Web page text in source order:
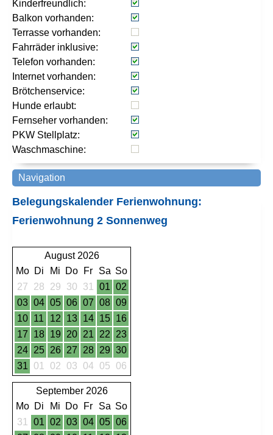
Kinderfreundlich:
Balkon vorhanden:
Terrasse vorhanden:
Fahrräder inklusive:
Telefon vorhanden:
Internet vorhanden:
Brötchenservice:
Hunde erlaubt:
Fernseher vorhanden:
PKW Stellplatz:
Waschmaschine:
Belegungskalender Ferienwohnung:
Ferienwohnung 2 Sonnenweg
August 2026
Mo
Di Mi Do Fr Sa So
27
28 29 30 31 01 02
03 04 05 06 07 08 09
10
11 12 13 14 15
16
17
18 19 20 21 22
23
24
25 26 27 28 29 30
31
01 02 03 04 05 06
September 2026
Mo
Di Mi Do Fr Sa So
31
01 02 03 04 05 06